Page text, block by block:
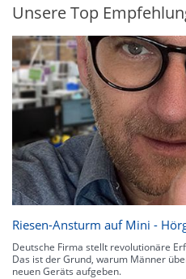
Unsere Top
Riesen-Ansturm auf Mini -
Deutsche Firma stellt revolutionäre
Das ist der Grund, warum Männer
neuen Geräts aufgeben.